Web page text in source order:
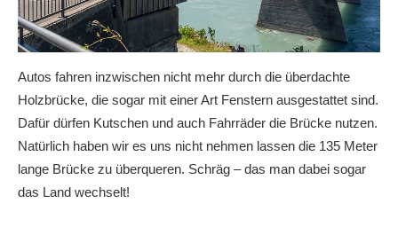
Autos fahren inzwischen nicht mehr durch die überdachte
Holzbrücke, die sogar mit einer Art Fenstern ausgestattet sind.
Dafür dürfen Kutschen und auch Fahrräder die Brücke nutzen.
Natürlich haben wir es uns nicht nehmen lassen die 135 Meter
lange Brücke zu überqueren. Schräg – das man dabei sogar
das Land wechselt!